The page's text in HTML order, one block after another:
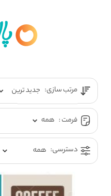
مرتب سازی:
فرمت :
دسترسی: